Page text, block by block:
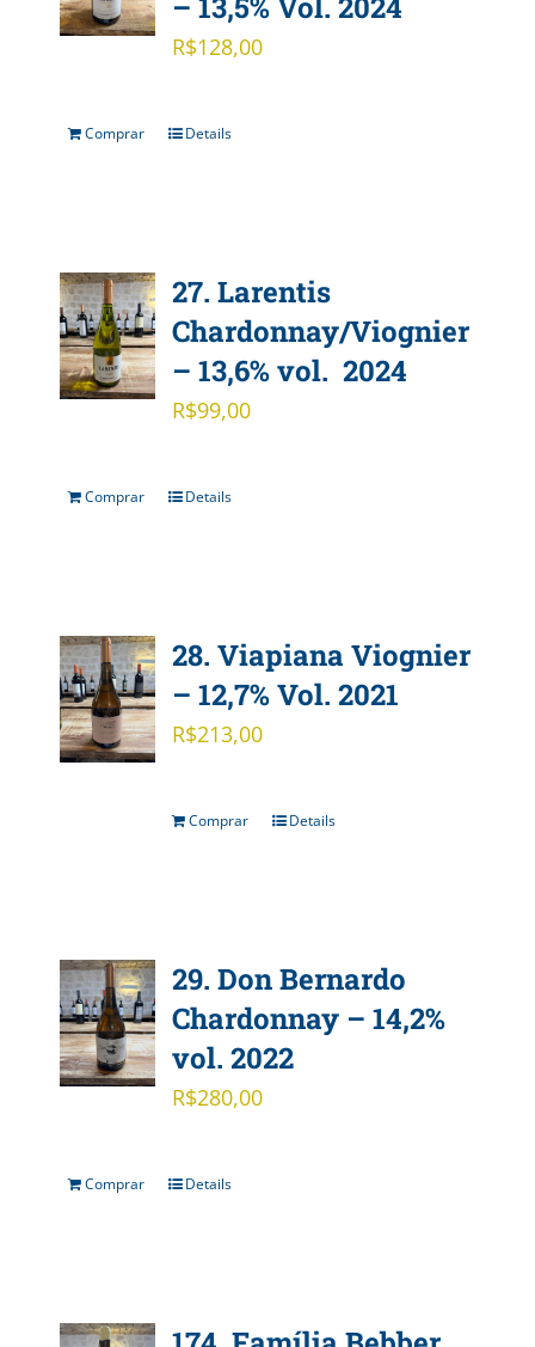
R$128,00
Comprar Details
27. Larentis
Chardonnay/Viognier
– 13,6% vol. 2024
R$99,00
Comprar Details
28. Viapiana Viognier
– 12,7% Vol. 2021
R$213,00
Comprar Details
29. Don Bernardo
Chardonnay – 14,2%
vol. 2022
R$280,00
Comprar Details